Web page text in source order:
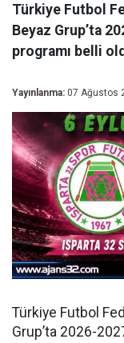
Türkiye Futbol
Beyaz Grup’ta
programı belli
Yayınlanma: 07 Ağustos
Türkiye Futbol
Grup’ta 2026-